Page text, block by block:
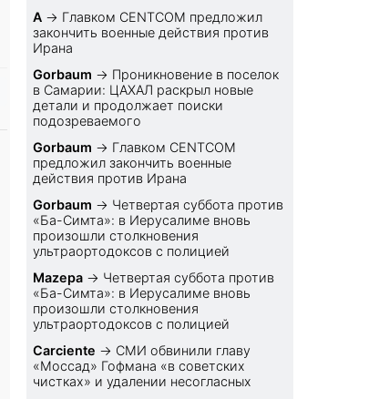
A → Главком CENTCOM предложил
закончить военные действия против
Ирана
Gorbaum → Проникновение в поселок
в Самарии: ЦАХАЛ раскрыл новые
детали и продолжает поиски
подозреваемого
Gorbaum → Главком CENTCOM
предложил закончить военные
действия против Ирана
Gorbaum → Четвертая суббота против
«Ба-Симта»: в Иерусалиме вновь
произошли столкновения
ультраортодоксов с полицией
Mazepa → Четвертая суббота против
«Ба-Симта»: в Иерусалиме вновь
произошли столкновения
ультраортодоксов с полицией
Carciente → СМИ обвинили главу
«Моссад» Гофмана «в советских
чистках» и удалении несогласных